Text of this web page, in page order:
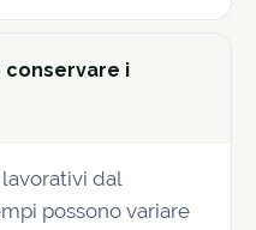
conservare i
dal
possono variare